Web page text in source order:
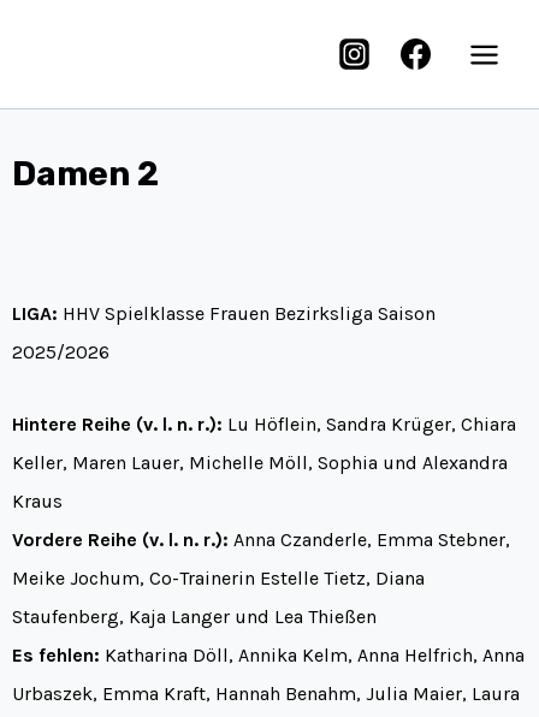
Damen 2
LIGA: HHV Spielklasse Frauen Bezirksliga Saison
2025/2026
Hintere Reihe (v. l. n. r.): Lu Höflein, Sandra Krüger, Chiara
Keller, Maren Lauer, Michelle Möll, Sophia und Alexandra
Kraus
Vordere Reihe (v. l. n. r.): Anna Czanderle, Emma Stebner,
Meike Jochum, Co-Trainerin Estelle Tietz, Diana
Staufenberg, Kaja Langer und Lea Thießen
Es fehlen: Katharina Döll, Annika Kelm, Anna Helfrich, Anna
Urbaszek, Emma Kraft, Hannah Benahm, Julia Maier, Laura